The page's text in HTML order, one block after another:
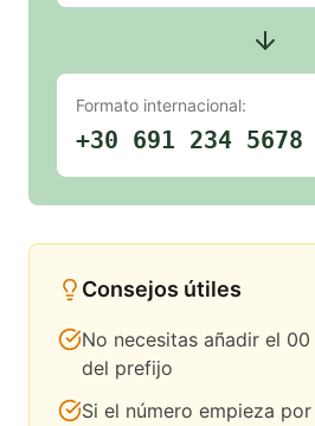
Formato internacional:
+30 691 234 5678
Consejos útiles
No necesitas añadir el
del prefijo
Si el número empieza